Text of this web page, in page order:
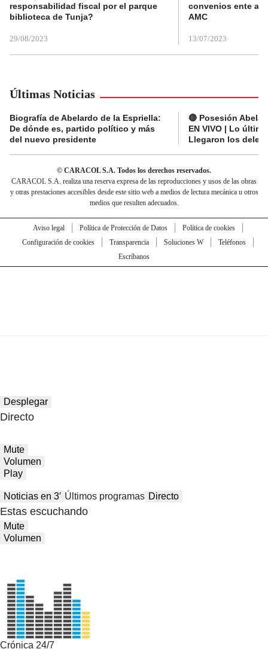
responsabilidad fiscal por el parque
biblioteca de Tunja?
29/08/2023
convenios ente
AMC
13/07/2023
Últimas Noticias
Biografía de Abelardo de la Espriella:
De dónde es, partido político y más
del nuevo presidente
🔴 Posesión
EN VIVO | Lo
Llegaron los
© CARACOL S.A. Todos los derechos reservados.
CARACOL S.A. realiza una reserva expresa de las reproducciones y usos de las obras
y otras prestaciones accesibles desde este sitio web a medios de lectura mecánica u otros
medios que resulten adecuados.
Aviso legal Política de Protección de Datos
Política de cookies
Configuración de cookies
Transparencia Soluciones W
Teléfonos
Escríbanos
Desplegar
Directo
Mute
Volumen
Play
Noticias en 3′ Últimos programas Directo
Estas escuchando
Mute
Volumen
Crónica 24/7